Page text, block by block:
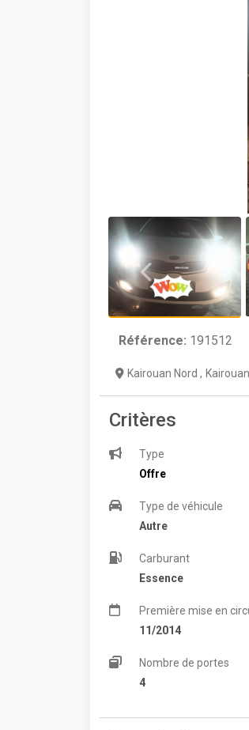
Référence: 191512
Kairouan Nord , Kairouan
Critères
Type
Offre
Type de véhicule
Autre
Carburant
Essence
Première mise en
11/2014
Nombre de portes
4